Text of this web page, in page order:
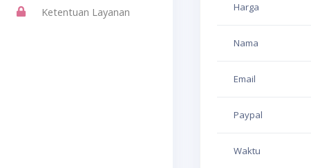
Ketentuan Layanan Harga
Nama
Email
Paypal
Waktu